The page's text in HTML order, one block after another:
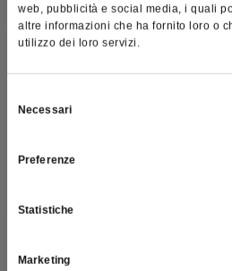
web, pubblicità e social media, i quali
altre informazioni che ha fornito loro o
utilizzo dei loro servizi.
delNecessari
Preferenze
Statistiche
Marketing
Trattamento "Perio build up" con
parodontite, malattia
membrana di derivazione ossea
Scopri di più
professionali e riporta dati,
salute e la sicurezza del paziente;